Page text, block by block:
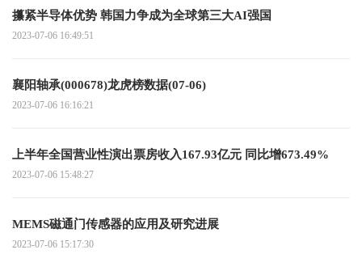
攥紧半导体优势 韩国力争成为全球第三大AI强国
2023-07-06 16:49:51
襄阳轴承(000678)龙虎榜数据(07-06)
2023-07-06 16:16:21
上半年全国营业性演出票房收入167.93亿元 同比增673.49%
2023-07-06 15:48:27
MEMS磁通门传感器的应用及研究进展
2023-07-06 15:17:30